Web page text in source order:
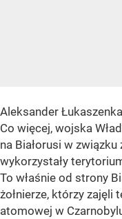
Aleksander
Co więcej, wojska
na Białorusi w
wykorzystały
To właśnie od strony
żołnierze, którzy zajęli
atomowej w